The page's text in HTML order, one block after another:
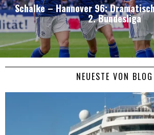
Schalke – Hannover 96:
2. Bundesliga
NEUESTE VON BLOG